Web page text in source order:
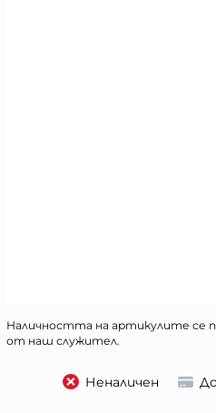
Наличността на артикулите се
от наш служител.
Неналичен